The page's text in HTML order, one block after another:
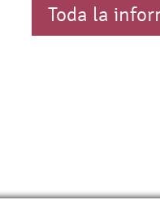
Toda la